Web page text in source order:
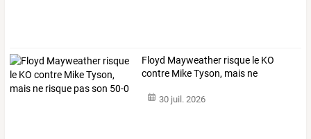
Floyd Mayweather risque le KO
contre MikeTyson, mais ne
30 juil. 2026